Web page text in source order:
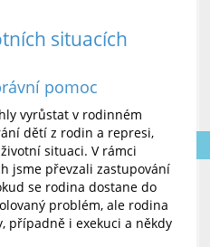
situacích
pomoc
vyrůstat v rodinném
dětí z rodin a represi,
situaci. V rámci
jsme převzali zastupování
se rodina dostane do
problém, ale rodina
případně i exekuci a někdy